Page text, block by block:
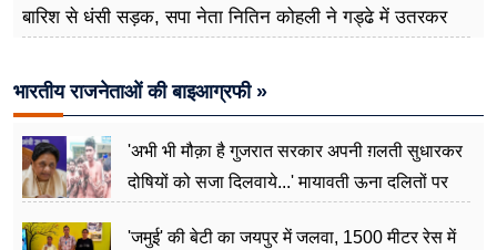
बारिश से धंसी सड़क, सपा नेता नितिन कोहली ने गड्ढे में उतरकर
भारतीय राजनेताओं की बाइआग्रफी »
'अभी भी मौक़ा है गुजरात सरकार अपनी ग़लती सुधारकर
दोषियों को सजा दिलवाये...' मायावती ऊना दलितों पर
'जमुई' की बेटी का जयपुर में जलवा, 1500 मीटर रेस में